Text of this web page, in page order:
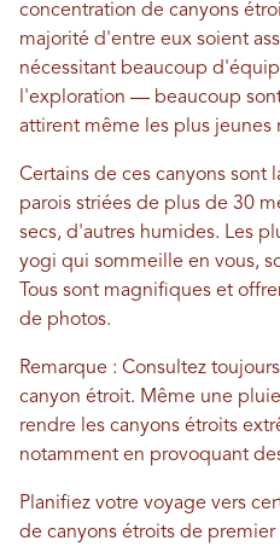
concentration de canyons
majorité d'entre eux soient
nécessitant beaucoup
l'exploration — beaucoup
attirent même les plus jeunes
Certains de ces canyons sont
parois striées de plus de 30
secs, d'autres humides. Les
yogi qui sommeille en vous,
Tous sont magnifiques et
de photos.
Remarque : Consultez
canyon étroit. Même une
rendre les canyons étroits
notamment en provoquant
Planifiez votre voyage vers
de canyons étroits de premier